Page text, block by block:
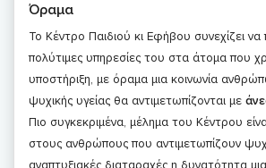
Όραμα
Το Κέντρο Παιδιού κι Εφήβου συνεχίζει να
πολύτιμες υπηρεσίες του στα άτομα που
υποστήριξη, με όραμα μια κοινωνία
ψυχικής υγείας θα αντιμετωπίζονται με
Πιο συγκεκριμένα, μέλημα του Κέντρου
στους ανθρώπους που αντιμετωπίζουν